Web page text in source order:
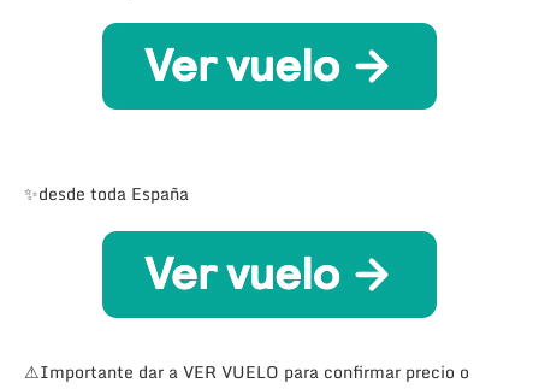
✨desde toda España
⚠Importante dar a VER VUELO para confirmar precio o